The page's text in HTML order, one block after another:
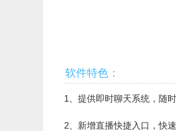
软件特色：
1、提供即时聊天系统，随
2、 新增直播快捷入口，快